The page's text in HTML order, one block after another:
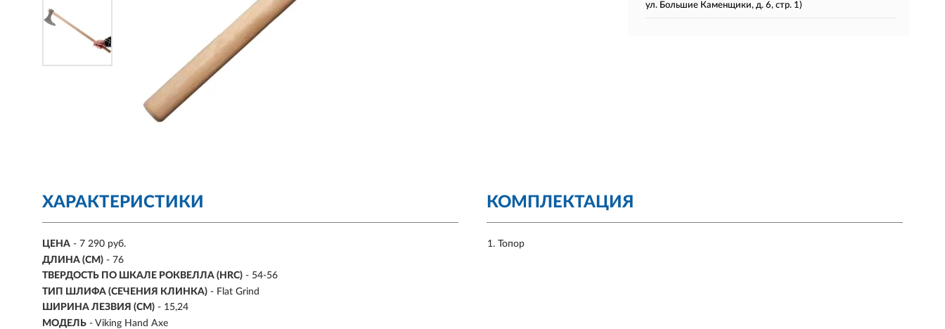
ул. Большие Каменщики, д. 6, стр. 1)
ХАРАКТЕРИСТИКИ
ЦЕНА - 7 290 руб.
ДЛИНА (СМ) - 76
ТВЕРДОСТЬ ПО ШКАЛЕ РОКВЕЛЛА (HRC) - 54-56
ТИП ШЛИФА (СЕЧЕНИЯ КЛИНКА) - Flat Grind
ШИРИНА ЛЕЗВИЯ (СМ) - 15,24
МОДЕЛЬ - Viking Hand Axe
КОМПЛЕКТАЦИЯ
Топор